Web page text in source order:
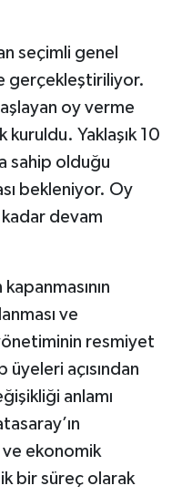
seçimli genel
gerçekleştiriliyor.
oy verme
Yaklaşık 10
sahip olduğu
bekleniyor. Oy
devam
ve
resmiyet
üyeleri açısından
anlamı
ekonomik
bir süreç olarak